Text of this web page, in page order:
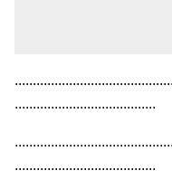
.......................................
.......................................